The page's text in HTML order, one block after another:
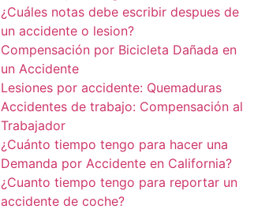
¿Cuáles notas debe escribir despues de
un accidente o lesion?
Compensación por Bicicleta Dañada en
un Accidente
Lesiones por accidente: Quemaduras
Accidentes de trabajo: Compensación al
Trabajador
¿Cuánto tiempo tengo para hacer una
Demanda por Accidente en California?
¿Cuanto tiempo tengo para reportar un
accidente de coche?